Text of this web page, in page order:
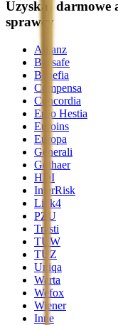
Uzyskaj darmowe
sprawcy
Allianz
Beesafe
Benefia
Compensa
Concordia
Ergo Hestia
Euroins
Europa
Generali
Gothaer
HDI
InterRisk
Link4
PZU
Trasti
TUW
TUZ
Uniqa
Warta
Wefox
Wiener
Inne